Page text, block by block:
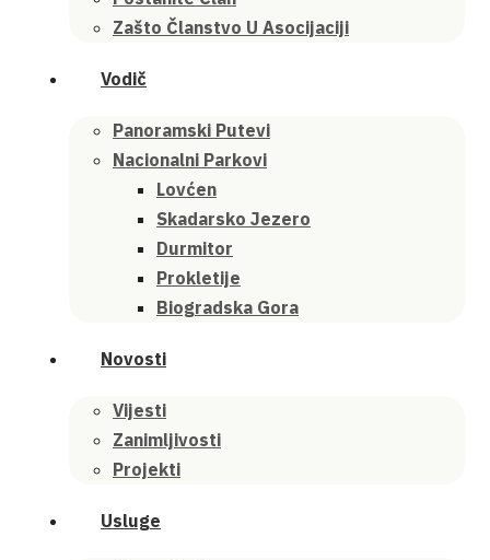
Zašto Članstvo U Asocijaciji
Vodič
Panoramski Putevi
Nacionalni Parkovi
Lovćen
Skadarsko Jezero
Durmitor
Prokletije
Biogradska Gora
Novosti
Vijesti
Zanimljivosti
Projekti
Usluge